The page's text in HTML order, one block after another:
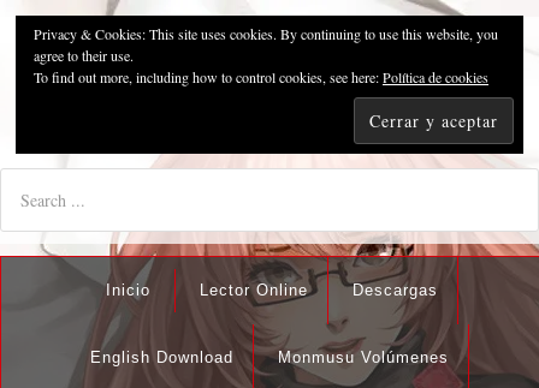
Pzykosis666HFansub
"I'm the best there is at what I do, but what I do best isn't very
Inicio Lector Online Descargas
English Download Monmusu Volúmenes
Privacy & Cookies: This site uses cookies. By continuing to use this website, you
agree to their use.
To find out more, including how to control cookies, see here:Política de cookies